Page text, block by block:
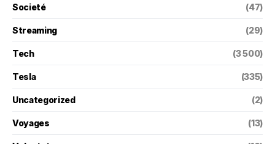
Societé (47)
Streaming (29)
Tech (3 500)
Tesla (335)
Uncategorized (2)
Voyages (13)